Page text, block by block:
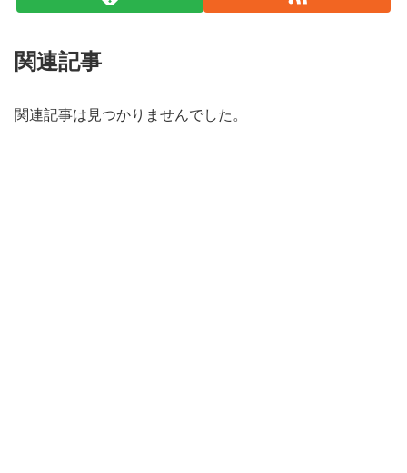
関連記事
関連記事は見つかりませんでした。